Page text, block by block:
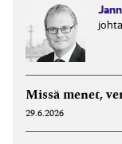
Missä menet,
29.6.2026